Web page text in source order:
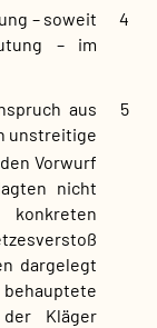
4
– soweit
– im
5
aus
unstreitige
Vorwurf
nicht
dargelegt
der Kläger